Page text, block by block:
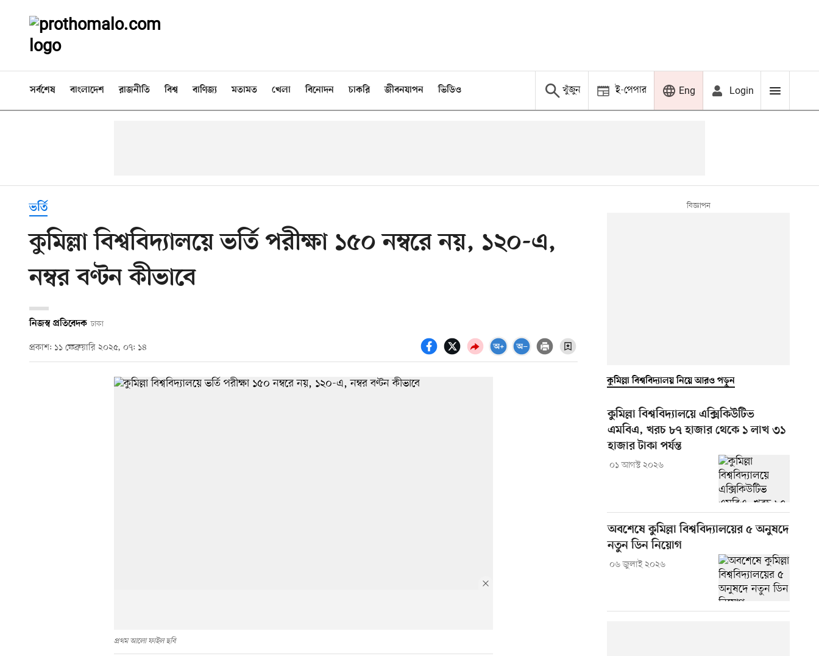
সর্বশেষ বাংলাদেশ রাজনীতি বিশ্ব বাণিজ্য মতামত খেলা বিনোদন চাকরি জীবনযাপন ভিডিও খুঁজুন ই-পেপার Eng Login
ভর্তি
কুমিল্লা বিশ্ববিদ্যালয়ে ভর্তি পরীক্ষা ১৫০ নম্বরে নয়, ১২০-এ,
নম্বর বণ্টন কীভাবে
নিজস্ব প্রতিবেদক ঢাকা
প্রকাশ: ১১ ফেব্রুয়ারি ২০২৫, ০৭: ১৪
প্রথম আলো ফাইল ছবি
কুমিল্লা বিশ্ববিদ্যালয় নিয়ে আরও পড়ুন
কুমিল্লা বিশ্ববিদ্যালয়ে এক্সিকিউটিভ
এমবিএ, খরচ ৮৭ হাজার থেকে ১ লাখ ৩১
হাজার টাকা পর্যন্ত
০১ আগস্ট ২০২৬
অবশেষে কুমিল্লা বিশ্ববিদ্যালয়ের ৫ অনুষদে
নতুন ডিন নিয়োগ
০৬ জুলাই ২০২৬